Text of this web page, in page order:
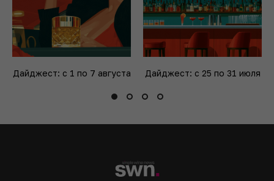
Дайджест: с 1 по 7 августа Дайджест: с 25 по 31 июля